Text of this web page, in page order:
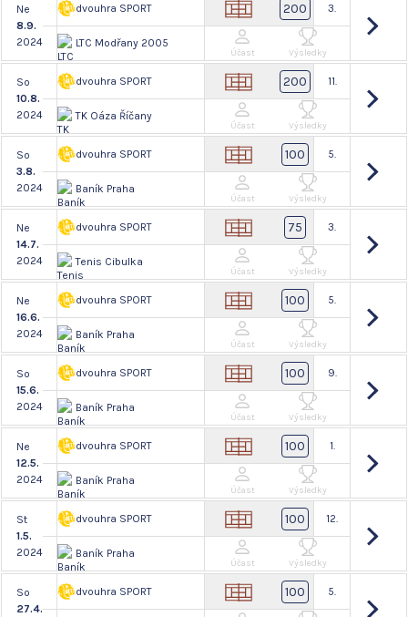
Ne
8.9.
2024
dvouhra SPORT
LTC Modřany 2005
200 3.
Účast Výsledky
So
10.8.
2024
dvouhra SPORT
TK Oáza Říčany
200 11.
Účast Výsledky
So
3.8.
2024
dvouhra SPORT
Baník Praha
100 5.
Účast Výsledky
Ne
14.7.
2024
dvouhra SPORT
Tenis Cibulka
75 3.
Účast Výsledky
Ne
16.6.
2024
dvouhra SPORT
Baník Praha
100 5.
Účast Výsledky
So
15.6.
2024
dvouhra SPORT
Baník Praha
100 9.
Účast Výsledky
Ne
12.5.
2024
dvouhra SPORT
Baník Praha
100 1.
Účast Výsledky
St
1.5.
2024
dvouhra SPORT
Baník Praha
100 12.
Účast Výsledky
So
27.4.
dvouhra SPORT 100 5.